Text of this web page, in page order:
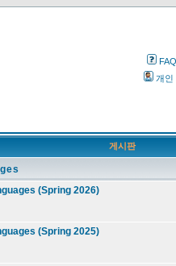
FAQ
개인
게시판
(Spring 2026)
(Spring 2025)